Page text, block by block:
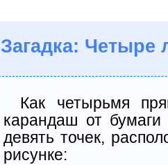
Загадка: Четыре
Как четырьмя
карандаш от бумаги
девять точек,
рисунке: